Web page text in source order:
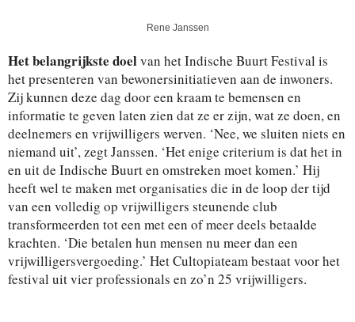
Rene Janssen
Het belangrijkste doelvan het Indische Buurt Festival is
het presenteren van bewonersinitiatieven aan de inwoners.
Zij kunnen deze dag door een kraam te bemensen en
informatie te geven laten zien dat ze er zijn, wat ze doen, en
deelnemers en vrijwilligers werven. ‘Nee, we sluiten niets en
niemand uit’, zegt Janssen. ‘Het enige criterium is dat het in
en uit de Indische Buurt en omstreken moet komen.’ Hij
heeft wel te maken met organisaties die in de loop der tijd
van een volledig op vrijwilligers steunende club
transformeerden tot een met een of meer deels betaalde
krachten. ‘Die betalen hun mensen nu meer dan een
vrijwilligersvergoeding.’ Het Cultopiateam bestaat voor het
festival uit vier professionals en zo’n 25 vrijwilligers.